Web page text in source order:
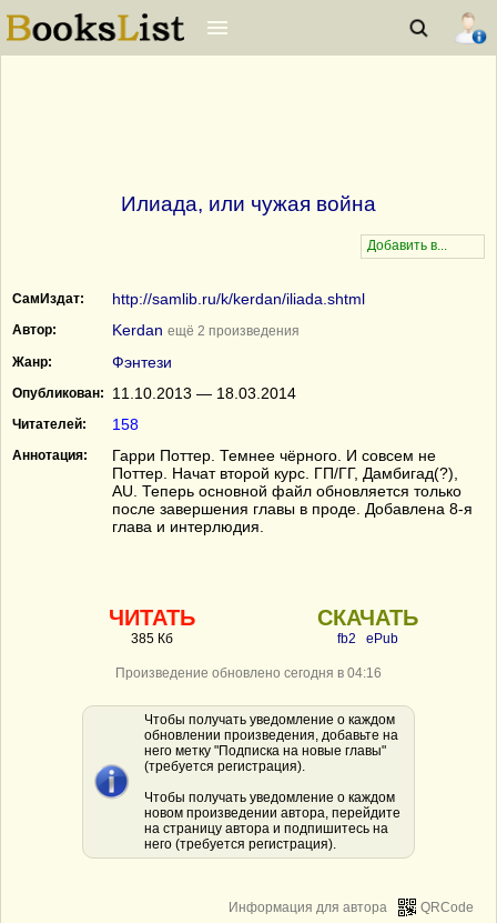
Илиада, или чужая война
СамИздат: http://samlib.ru/k/kerdan/iliada.shtml
Автор: Kerdan ещё 2 произведения
Жанр:
Фэнтези
Опубликован: 11.10.2013 — 18.03.2014
Читателей: 158
Аннотация:
Гарри Поттер. Темнее чёрного. И совсем не
Поттер. Начат второй курс. ГП/ГГ, Дамбигад(?),
AU. Теперь основной файл обновляется только
после завершения главы в проде. Добавлена 8-я
глава и интерлюдия.
ЧИТАТЬ
385 Кб
СКАЧАТЬ
fb2 ePub
Произведение обновлено сегодня в 04:16
Чтобы получать уведомление о каждом
обновлении произведения, добавьте на
него метку "Подписка на новые главы"
(требуется регистрация).
Чтобы получать уведомление о каждом
новом произведении автора, перейдите
на страницу автора и подпишитесь на
него (требуется регистрация).
QRCode
Информация для автора